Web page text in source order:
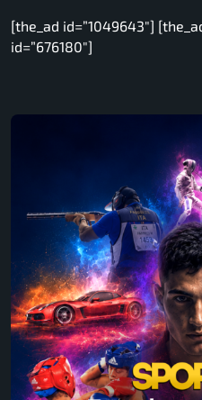
[the_ad id=”1049643″]
id=”676180″]